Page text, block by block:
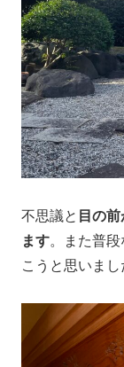
不思議と 目の
ます。また普
こうと思いまし